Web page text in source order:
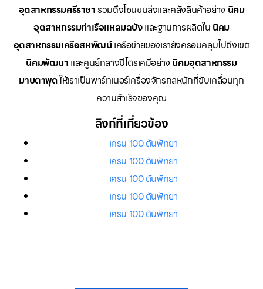
อุตสาหกรรมศรีราชารวมถึงโซนขนส่งและคลังสินค้าอย่าง นิคม
อุตสาหกรรมท่าเรือแหลมฉบังและฐานการผลิตใน นิคม
อุตสาหกรรมเครือสหพัฒน์เครือข่ายของเรายังครอบคลุมไปถึงเขต
นิคมพัฒนา และศูนย์กลางปิโตรเคมีอย่าง นิคมอุตสาหกรรม
มาบตาพุดให้เราเป็นพาร์ทเนอร์เครื่องจักรกลหนักที่ขับเคลื่อนทุก
ความสำเร็จของคุณ
ลิงก์ที่เกี่ยวข้อง
เครน 100 ตันพัทยา
เครน 100 ตันพัทยา
เครน 100 ตันพัทยา
เครน 100 ตันพัทยา
เครน 100 ตันพัทยา